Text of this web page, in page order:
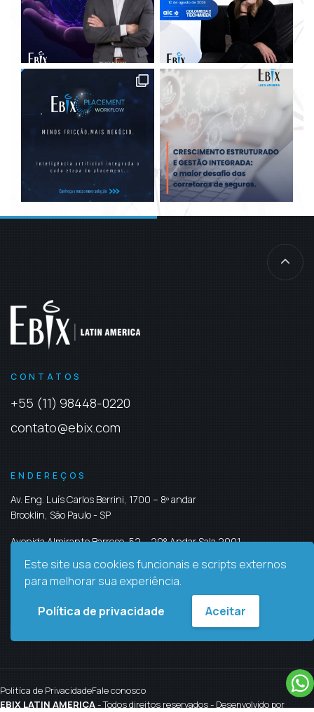
Este site usa cookies funcionais e scripts externos
para melhorar sua experiência.
Política de privacidade
Aceitar
CONTATOS
+55 (11) 98448-0220
contato@ebix.com
ENDEREÇOS
Av. Eng. Luís Carlos Berrini, 1700 – 8º andar
Brooklin, São Paulo- SP
Avenida Almirante Barroso, 52 – 20° Andar Sala 2001
Centro,
Rio de Janeiro RJ
Politíca de PrivacidadeFale conosco
EBIX LATIN AMERICA- Todos direitos reservados - Desenvolvido por